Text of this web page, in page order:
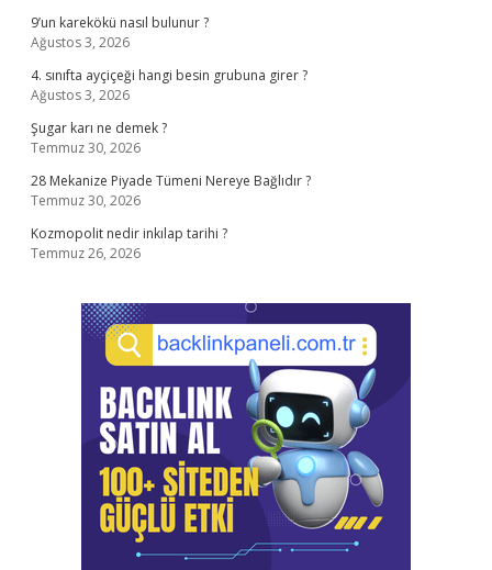
9’un karekökü nasıl bulunur ?
Ağustos 3, 2026
4. sınıfta ayçiçeği hangi besin grubuna girer ?
Ağustos 3, 2026
Şugar karı ne demek ?
Temmuz 30, 2026
28 Mekanize Piyade Tümeni Nereye Bağlıdır ?
Temmuz 30, 2026
Kozmopolit nedir inkılap tarihi ?
Temmuz 26, 2026